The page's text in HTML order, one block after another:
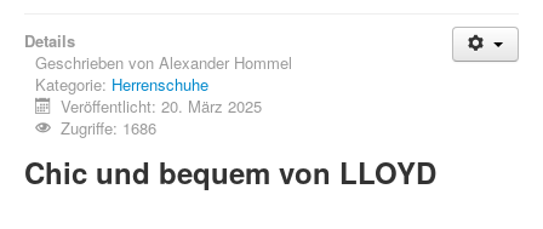
Markensortiment
Öffnungszeiten
Impressionen
Auszeichnungen
Details
Geschrieben von Alexander Hommel
Kategorie: Herrenschuhe
Veröffentlicht: 20. März 2025
Zugriffe: 1686
Chic und bequem von LLOYD